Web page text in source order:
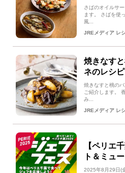
さばのオイルサ
ます。 さばを使
風...
JREメディア レ
焼きなす
ネのレシ
焼きなすと桃の
ご紹介します。
み...
JREメディア レ
【ペリエ
ト＆ミュ
ッズや観
2025年8月29日(